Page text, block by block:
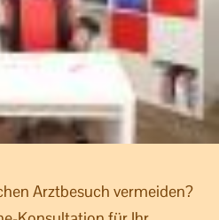
Arztbesuch vermeiden?